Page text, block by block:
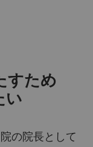
すため
い
の院長として